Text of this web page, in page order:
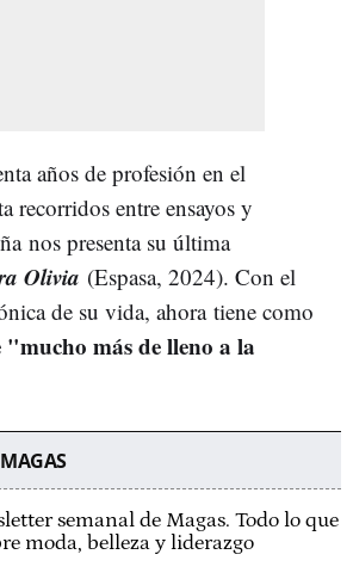
años de profesión en el
recorridos entre ensayos y
nos presenta su última
Olivia (Espasa, 2024). Con el
de su vida, ahora tiene como
"mucho más de lleno a la
semanal de Magas. Todo lo que
moda, belleza y liderazgo